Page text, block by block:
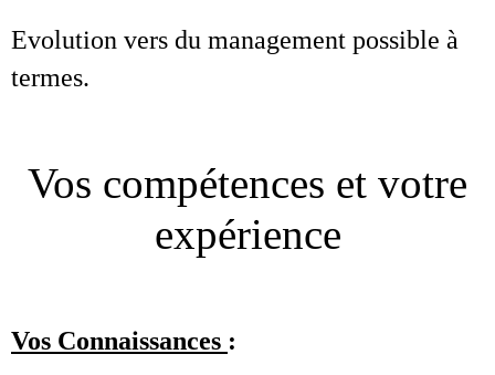
Evolution vers du management possible à
termes.
Vos compétences et votre
expérience
Vos Connaissances :